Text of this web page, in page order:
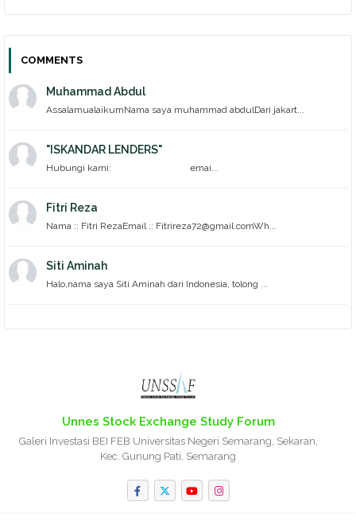
COMMENTS
Muhammad Abdul
AssalamualaikumNama saya muhammad abdulDari jakart...
"ISKANDAR LENDERS"
Hubungi kami: emai...
Fitri Reza
Nama :: Fitri RezaEmail :: Fitrireza72@gmail.comWh...
Siti Aminah
Halo,nama saya Siti Aminah dari Indonesia, tolong ...
Unnes Stock Exchange Study Forum
Galeri Investasi BEI FEB Universitas Negeri Semarang, Sekaran,
Kec. Gunung Pati, Semarang